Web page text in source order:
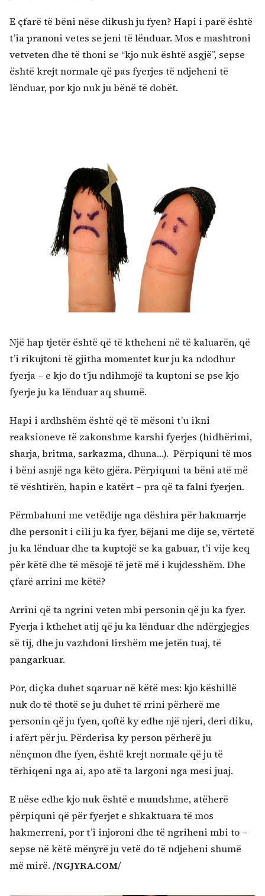
E çfarë të bëni nëse dikush ju fyen? Hapi i parë është
t’ia pranoni vetes se jeni të lënduar. Mos e mashtroni
vetveten dhe të thoni se “kjo nuk është asgjë”, sepse
është krejt normale që pas fyerjes të ndjeheni të
lënduar, por kjo nuk ju bënë të dobët.
Një hap tjetër është që të ktheheni në të kaluarën, që
t’i rikujtoni të gjitha momentet kur ju ka ndodhur
fyerja – e kjo do t’ju ndihmojë ta kuptoni se pse kjo
fyerje ju ka lënduar aq shumë.
Hapi i ardhshëm është që të mësoni t’u ikni
reaksioneve të zakonshme karshi fyerjes (hidhërimi,
sharja, britma, sarkazma, dhuna…). Përpiquni të mos
i bëni asnjë nga këto gjëra. Përpiquni ta bëni atë më
të vështirën, hapin e katërt – pra që ta falni fyerjen.
Përmbahuni me vetëdije nga dëshira për hakmarrje
dhe personit i cili ju ka fyer, bëjani me dije se, vërtetë
ju ka lënduar dhe ta kuptojë se ka gabuar, t’i vije keq
për këtë dhe të mësojë të jetë më i kujdesshëm. Dhe
çfarë arrini me këtë?
Arrini që ta ngrini veten mbi personin që ju ka fyer.
Fyerja i kthehet atij që ju ka lënduar dhe ndërgjegjes
së tij, dhe ju vazhdoni lirshëm me jetën tuaj, të
pangarkuar.
Por, diçka duhet sqaruar në këtë mes: kjo këshillë
nuk do të thotë se ju duhet të rrini përherë me
personin që ju fyen, qoftë ky edhe një njeri, deri diku,
i afërt për ju. Përderisa ky person përherë ju
nënçmon dhe fyen, është krejt normale që ju të
tërhiqeni nga ai, apo atë ta largoni nga mesi juaj.
E nëse edhe kjo nuk është e mundshme, atëherë
përpiquni që për fyerjet e shkaktuara të mos
hakmerreni, por t’i injoroni dhe të ngriheni mbi to –
sepse në këtë mënyrë ju vetë do të ndjeheni shumë
më mirë. /NGJYRA.COM/